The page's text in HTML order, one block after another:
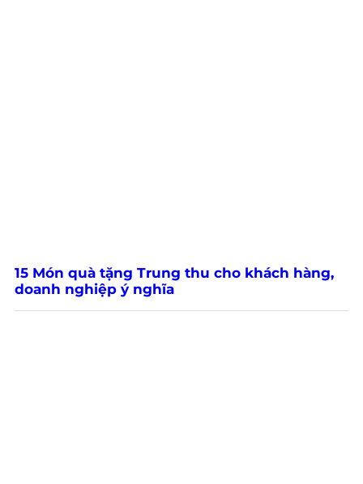
15 Món quà tặng Trung thu cho khách hàng,
doanh nghiệp ý nghĩa